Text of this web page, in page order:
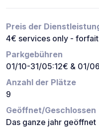
Preis der
4€ services only -
Parkgebühren
01/10-31/05:12€ & 01/
Anzahl der Plätze
9
Geöffnet/Geschlossen
Das ganze jahr geöffnet